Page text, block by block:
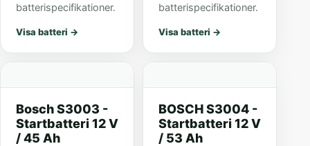
batterispecifikationer.
Visa batteri →
batterispecifikationer.
Visa batteri →
Bosch S3003 -
Startbatteri 12 V
/ 45 Ah
BOSCH S3004 -
Startbatteri 12 V
/ 53 Ah